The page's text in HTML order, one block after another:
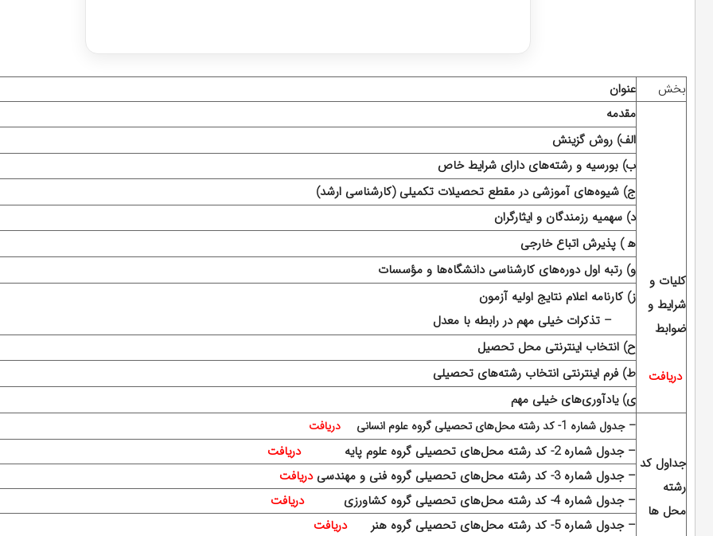
بخش عنوان
کلیات و
شرایط و
ضوابط
دریافت
مقدمه
الف) روش گزینش
ب) بورسیه و رشته‌های دارای شرایط خاص
ج) شیوه‌های آموزشی در مقطع تحصیلات تکمیلی (کارشناسی ارشد)
د) سهمیه رزمندگان و ایثارگران
ه‍ ) پذیرش اتباع خارجی
و) رتبه اول دوره‌های کارشناسی دانشگاه‌ها و مؤسسات
ز) کارنامه اعلام نتایج اولیه آزمون
– تذکرات خیلی مهم در رابطه با معدل
ح) انتخاب اینترنتی محل تحصیل
ط) فرم اینترنتی انتخاب رشته‌های تحصیلی
ی) یادآوری‌های خیلی مهم
جداول کد
رشته
محل ها
– جدول شماره 1- کد رشته محل‌های تحصیلی گروه علوم انسانی دریافت
– جدول شماره 2- کد رشته محل‌های تحصیلی گروه علوم پایه
دریافت
– جدول شماره 3- کد رشته محل‌های تحصیلی گروه فنی و مهندسی
دریافت
– جدول شماره 4- کد رشته محل‌های تحصیلی گروه کشاورزی
دریافت
– جدول شماره 5- کد رشته محل‌های تحصیلی گروه هنر
دریافت